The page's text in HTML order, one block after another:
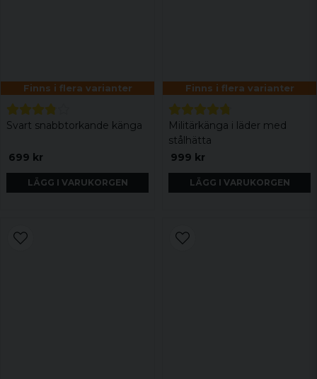
Finns i flera varianter
Svart snabbtorkande känga
699 kr
LÄGG I VARUKORGEN
Finns i flera varianter
Militärkänga i läder med
stålhätta
999 kr
LÄGG I VARUKORGEN